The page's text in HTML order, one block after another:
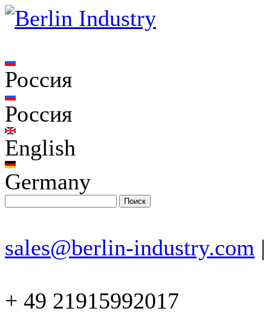
Россия
Россия
English
Germany
sales@berlin-industry.com |
+ 49 21915992017